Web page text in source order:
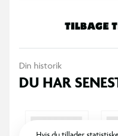
Ergonomisk
Godt greb til små
TILBAGE
Din historik
DU HAR